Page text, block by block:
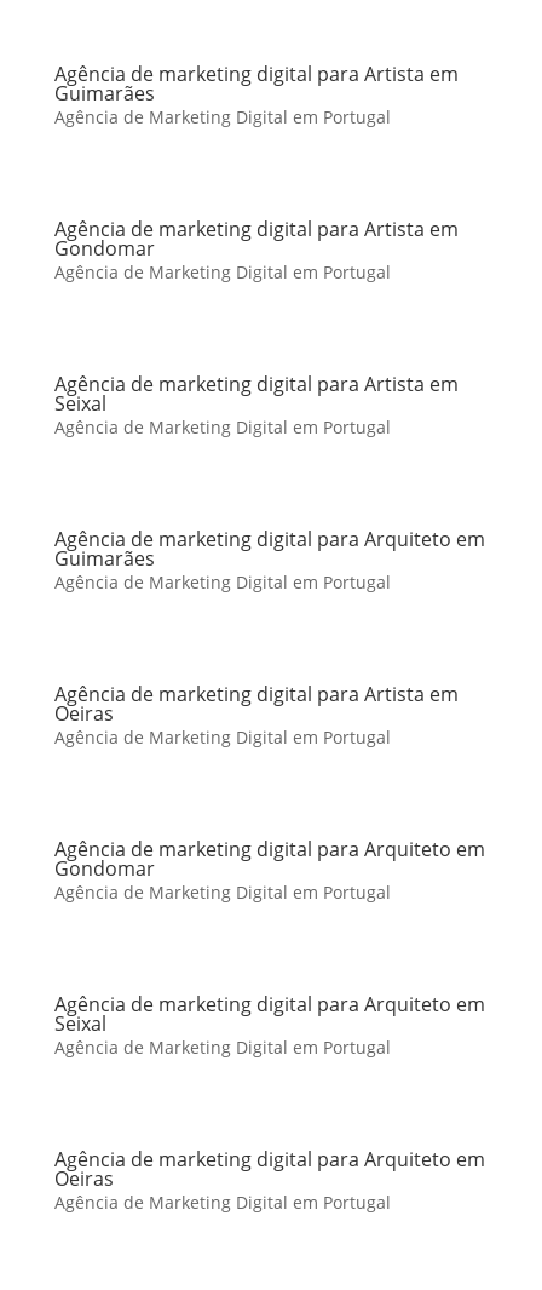
Agência de marketing digital para Artista em
Guimarães
Agência de Marketing Digital em Portugal
Agência de marketing digital para Artista em
Gondomar
Agência de Marketing Digital em Portugal
Agência de marketing digital para Artista em
Seixal
Agência de Marketing Digital em Portugal
Agência de marketing digital para Arquiteto em
Guimarães
Agência de Marketing Digital em Portugal
Agência de marketing digital para Artista em
Oeiras
Agência de Marketing Digital em Portugal
Agência de marketing digital para Arquiteto em
Gondomar
Agência de Marketing Digital em Portugal
Agência de marketing digital para Arquiteto em
Seixal
Agência de Marketing Digital em Portugal
Agência de marketing digital para Arquiteto em
Oeiras
Agência de Marketing Digital em Portugal